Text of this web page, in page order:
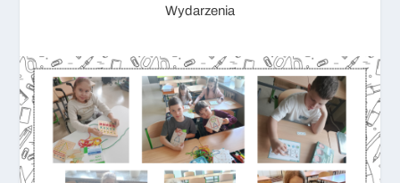
Wydarzenia